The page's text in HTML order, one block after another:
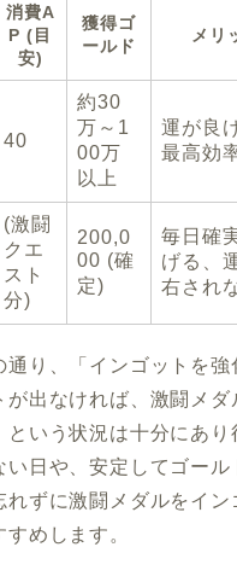
消費A
P (目
安)
獲得ゴ
ールド
メリ
40
約30
万～1
00万
以上
運が良
最高効
(激闘
クエ
スト
分)
200,0
00 (確
定)
毎日確
げる、
右され
通り、「インゴットを強
が出なければ、激闘メダ
という状況は十分にあり
い日や、安定してゴール
れずに激闘メダルをイン
めします。